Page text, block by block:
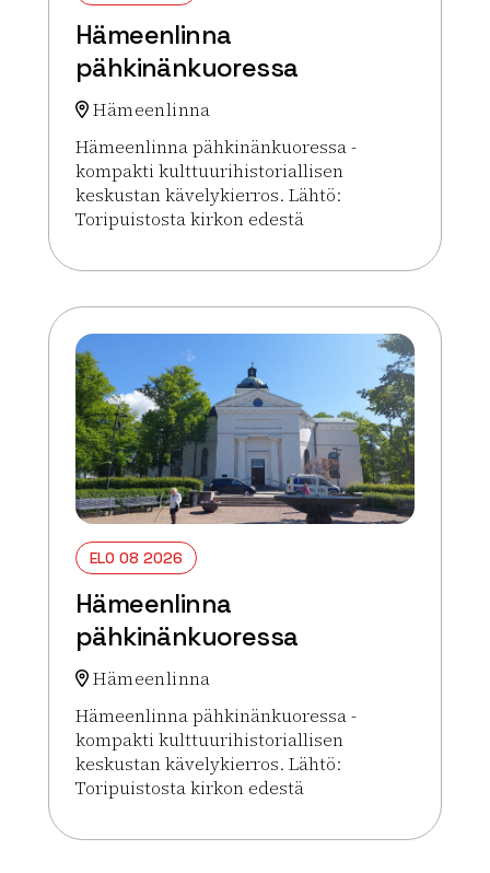
Hämeenlinna
pähkinänkuoressa
Hämeenlinna
Hämeenlinna pähkinänkuoressa -
kompakti kulttuurihistoriallisen
keskustan kävelykierros. Lähtö:
Toripuistosta kirkon edestä
Lue lisää tapahtumasta Hämeenlinna
ELO 08 2026
Hämeenlinna
pähkinänkuoressa
Hämeenlinna
Hämeenlinna pähkinänkuoressa -
kompakti kulttuurihistoriallisen
keskustan kävelykierros. Lähtö:
Toripuistosta kirkon edestä
Lue lisää tapahtumasta Hämeenlinna